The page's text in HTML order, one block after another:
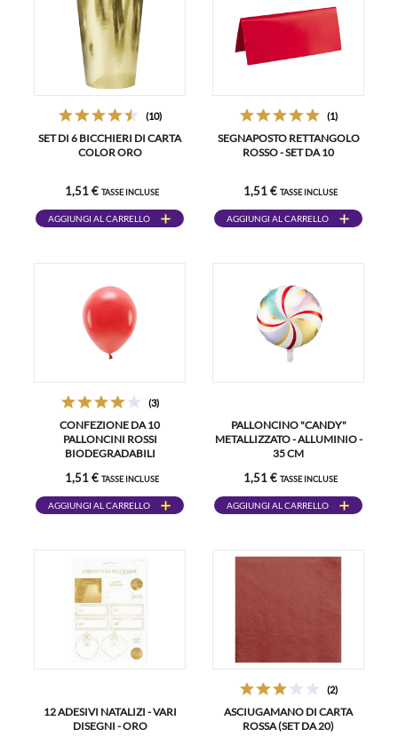
(10)
SET DI 6 BICCHIERI DI CARTA
COLOR ORO
1,51 € TASSE INCLUSE
AGGIUNGI AL CARRELLO
(1)
SEGNAPOSTO RETTANGOLO
ROSSO - SET DA 10
1,51 € TASSE INCLUSE
AGGIUNGI AL CARRELLO
(3)
CONFEZIONE DA 10
PALLONCINI ROSSI
BIODEGRADABILI
1,51 € TASSE INCLUSE
AGGIUNGI AL CARRELLO
PALLONCINO "CANDY"
METALLIZZATO - ALLUMINIO -
35 CM
1,51 € TASSE INCLUSE
AGGIUNGI AL CARRELLO
12 ADESIVI NATALIZI - VARI
DISEGNI - ORO
(2)
ASCIUGAMANO DI CARTA
ROSSA (SET DA 20)